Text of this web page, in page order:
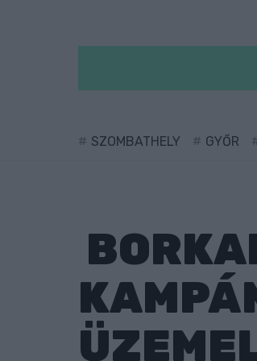
SZOMBATHELY GYŐR